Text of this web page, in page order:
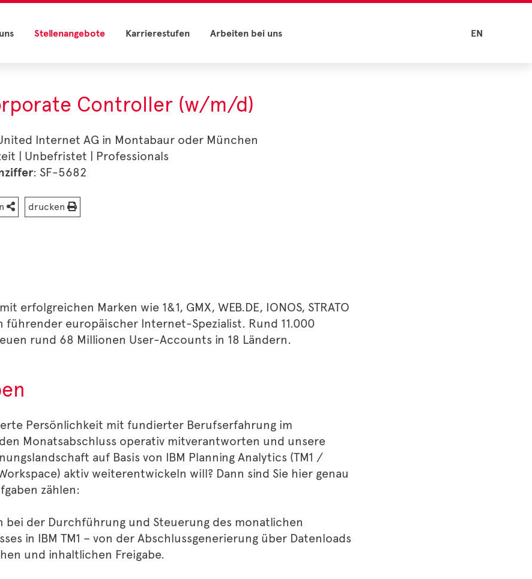
EN
Stellenangebote Karrierestufen Arbeiten bei uns
Controller (w/m/d)
Internet AG in Montabaur oder München
| Unbefristet | Professionals
: SF-5682
drucken
erfolgreichen Marken wie 1&1, GMX, WEB.DE, IONOS, STRATO
führender europäischer Internet-Spezialist. Rund 11.000
rund 68 Millionen User-Accounts in 18 Ländern.
Persönlichkeit mit fundierter Berufserfahrung im
Monatsabschluss operativ mitverantworten und unsere
auf Basis von IBM Planning Analytics (TM1 /
aktiv weiterentwickeln will? Dann sind Sie hier genau
zählen:
bei der Durchführung und Steuerung des monatlichen
in IBM TM1 – von der Abschlussgenerierung über Datenloads
und inhaltlichen Freigabe.